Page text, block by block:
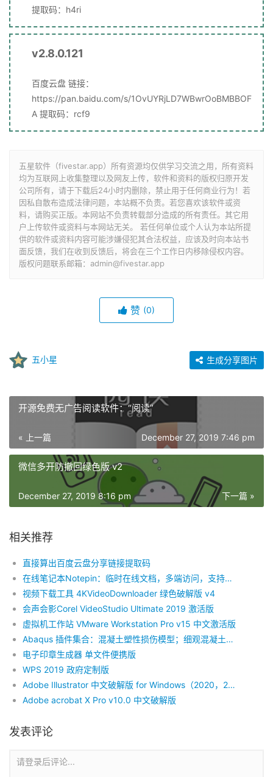
提取码：h4ri
v2.8.0.121
百度云盘 链接：
https://pan.baidu.com/s/1OvUYRjLD7WBwrOoBMBBOF
A 提取码：rcf9
五星软件（fivestar.app）所有资源均仅供学习交流之用，所有资料
均为互联网上收集整理以及网友上传，软件和资料的版权归原开发
公司所有，请于下载后24小时内删除，禁止用于任何商业行为！若
因私自散布造成法律问题，本站概不负责。若您喜欢该软件或资
料，请购买正版。本网站不负责转载部分造成的所有责任。其它用
户上传软件或资料与本网站无关。 若任何单位或个人认为本站所提
供的软件或资料内容可能涉嫌侵犯其合法权益，应该及时向本站书
面反馈，我们在收到反馈后，将会在三个工作日内移除侵权内容。
版权问题联系邮箱：admin@fivestar.app
赞 (0)
五小星 生成分享图片
开源免费无广告阅读软件：“阅读”
« 上一篇 December 27, 2019 7:46 pm
微信多开防撤回绿色版 v2
下一篇 »
December 27, 2019 8:16 pm
相关推荐
直接算出百度云盘分享链接提取码
在线笔记本Notepin：临时在线文档，多端访问，支持加密
视频下载工具 4KVideoDownloader 绿色破解版 v4
会声会影Corel VideoStudio Ultimate 2019 激活版
虚拟机工作站 VMware Workstation Pro v15 中文激活版
Abaqus 插件集合：混凝土塑性损伤模型；细观混凝土生成；裂纹提取；内聚力单元生成
电子印章生成器 单文件便携版
WPS 2019 政府定制版
Adobe Illustrator 中文破解版 for Windows（2020，2018，2017）
Adobe acrobat X Pro v10.0 中文破解版
发表评论
请登录后评论...